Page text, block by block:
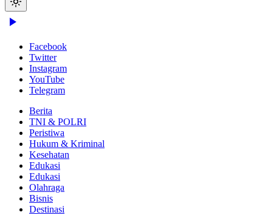
Facebook
Twitter
Instagram
YouTube
Telegram
Berita
TNI & POLRI
Peristiwa
Hukum & Kriminal
Kesehatan
Edukasi
Edukasi
Olahraga
Bisnis
Destinasi